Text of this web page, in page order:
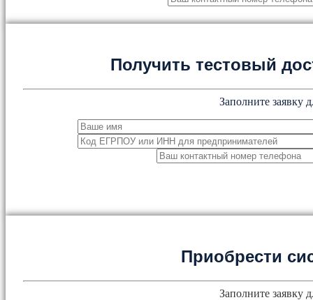
Получить тестовый
Заполните заявку
Приобрести
Заполните заявку